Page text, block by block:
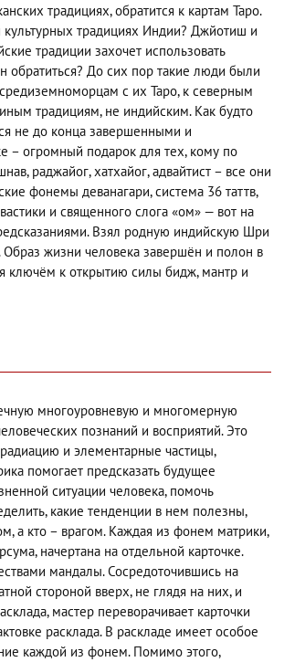
традициях, обратится к картам Таро.
культурных традициях Индии? Джйотиш и
традиции захочет использовать
обратиться? До сих пор такие люди были
с их Таро, к северным
традициям, не индийским. Как будто
не до конца завершенными и
– огромный подарок для тех, кому по
раджайог, хатхайог, адвайтист – все они
фонемы деванагари, система 36 таттв,
и священного слога «ом» — вот на
Взял родную индийскую Шри
жизни человека завершён и полон в
ключём к открытию силы бидж, мантр и
многоуровневую и многомерную
познаний и восприятий. Это
и элементарные частицы,
помогает предсказать будущее
ситуации человека, помочь
какие тенденции в нем полезны,
а кто – врагом. Каждая из фонем матрики,
начертана на отдельной карточке.
мандалы. Сосредоточившись на
стороной вверх, не глядя на них, и
мастер переворачивает карточки
расклада. В раскладе имеет особое
каждой из фонем. Помимо этого,